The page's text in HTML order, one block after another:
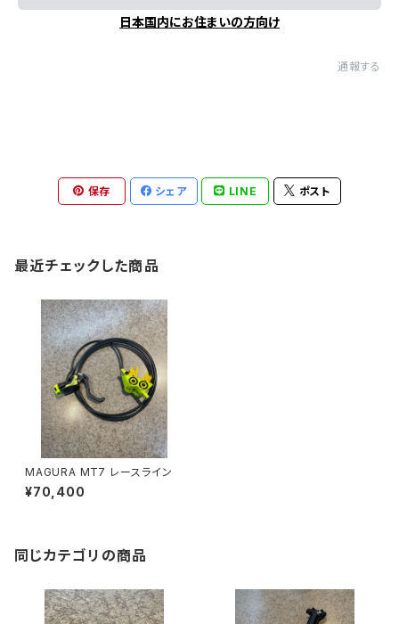
日本国内にお住まいの方向け
通報する
保存 シェア LINE ポスト
最近チェックした商品
MAGURA MT7 レースライン
¥70,400
同じカテゴリの商品